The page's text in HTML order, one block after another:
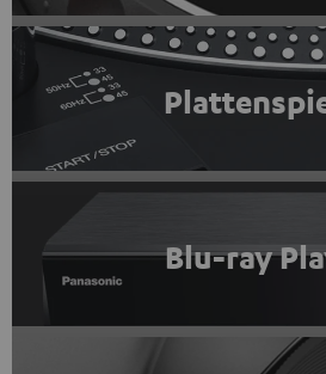
Blu-ray